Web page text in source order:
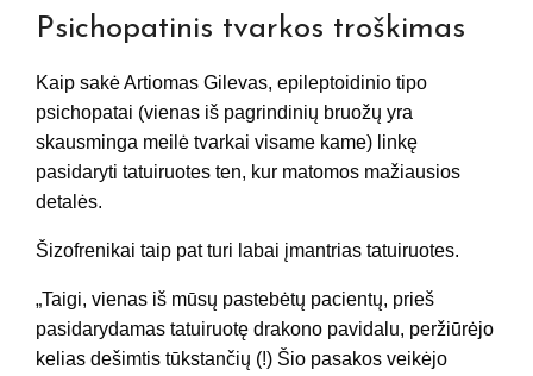
Psichopatinis tvarkos troškimas
Kaip sakė Artiomas Gilevas, epileptoidinio tipo
psichopatai (vienas iš pagrindinių bruožų yra
skausminga meilė tvarkai visame kame) linkę
pasidaryti tatuiruotes ten, kur matomos mažiausios
detalės.
Šizofrenikai taip pat turi labai įmantrias tatuiruotes.
„Taigi, vienas iš mūsų pastebėtų pacientų, prieš
pasidarydamas tatuiruotę drakono pavidalu, peržiūrėjo
kelias dešimtis tūkstančių (!) Šio pasakos veikėjo